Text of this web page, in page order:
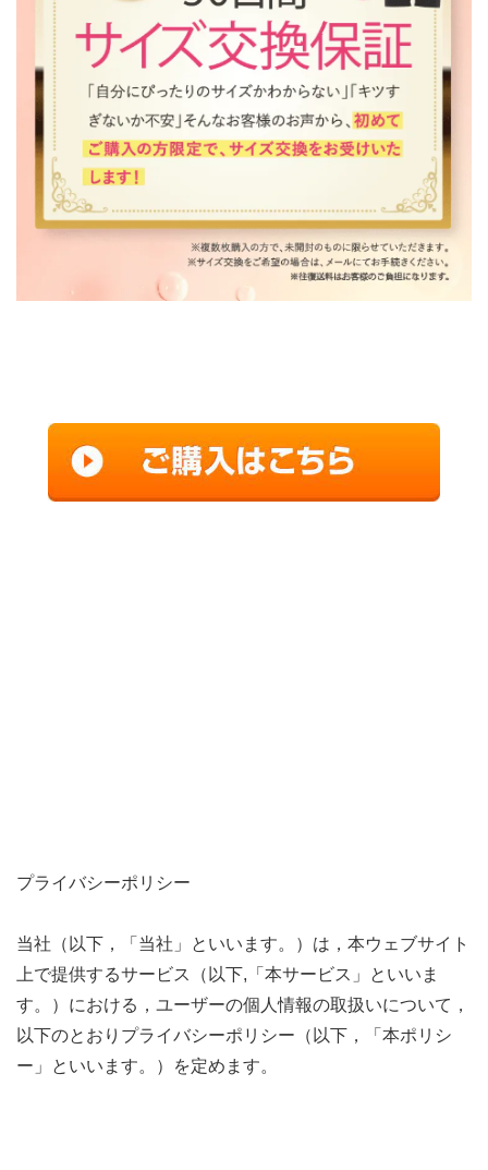
プライバシーポリシー
当社（以下，「当社」といいます。）は，本ウェブサイト
上で提供するサービス（以下,「本サービス」といいま
す。）における，ユーザーの個人情報の取扱いについて，
以下のとおりプライバシーポリシー（以下，「本ポリシ
ー」といいます。）を定めます。